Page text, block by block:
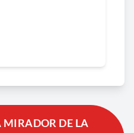
DE LA